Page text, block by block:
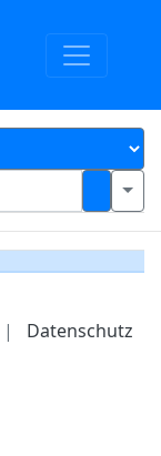
| Datenschutz